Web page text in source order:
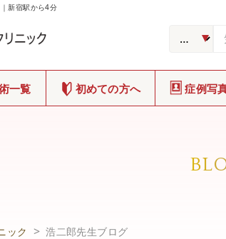
新宿駅から4分
一覧 初めての方へ 症例写
ック 浩二郎先生ブログ